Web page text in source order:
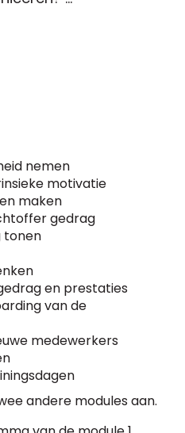
nemen
motivatie
maken
gedrag
tonen
en prestaties
van de
medewerkers
andere modules aan.